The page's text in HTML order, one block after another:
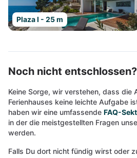
Plaza I - 25 m
Noch nicht entschlossen?
Keine Sorge, wir verstehen, dass die
Ferienhauses keine leichte Aufgabe
haben wir eine umfassende FAQ-
in der die meistgestellten Fragen
werden.
Falls Du dort nicht fündig wirst oder